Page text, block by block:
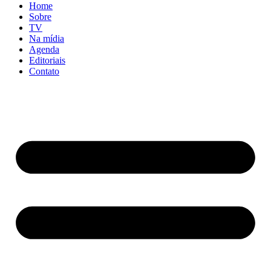
Home
Sobre
TV
Na mídia
Agenda
Editoriais
Contato